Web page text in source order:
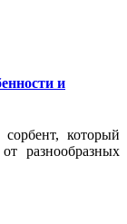
и
который
разнообразных